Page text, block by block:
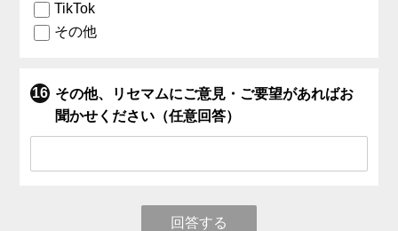
TikTok
その他
その他、リセマムにご意見・ご要望があればお
聞かせください（任意回答）
回答する